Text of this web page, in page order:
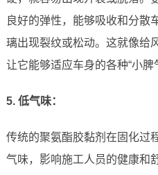
良好的弹性，能够吸收和分散
璃出现裂纹或松动。这就像给
让它能够适应车身的各种“小脾
5. 低气味：
传统的聚氨酯胶黏剂在固化过
气味，影响施工人员的健康和